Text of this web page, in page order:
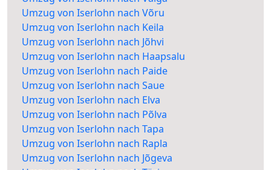
Umzug von Iserlohn nach Võru
Umzug von Iserlohn nach Keila
Umzug von Iserlohn nach Jõhvi
Umzug von Iserlohn nach Haapsalu
Umzug von Iserlohn nach Paide
Umzug von Iserlohn nach Saue
Umzug von Iserlohn nach Elva
Umzug von Iserlohn nach Põlva
Umzug von Iserlohn nach Tapa
Umzug von Iserlohn nach Rapla
Umzug von Iserlohn nach Jõgeva